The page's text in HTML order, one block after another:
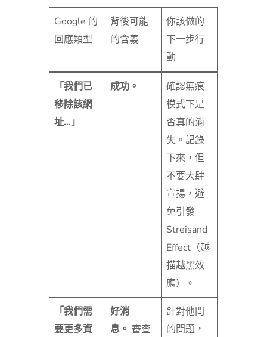
Google 的
回應類型
背後可能
的含義
你該做的
下一步行
動
「我們已
移除該網
址…」
成功。
確認無痕
模式下是
否真的消
失。記錄
下來，但
不要大肆
宣揚，避
免引發
Streisand
Effect（越
描越黑效
應）。
「我們需
要更多資
好消
息。 審查
針對他問
的問題，